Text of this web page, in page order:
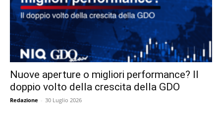
Nuove aperture o migliori performance? Il
doppio volto della crescita della GDO
Redazione - 30 Luglio 2026